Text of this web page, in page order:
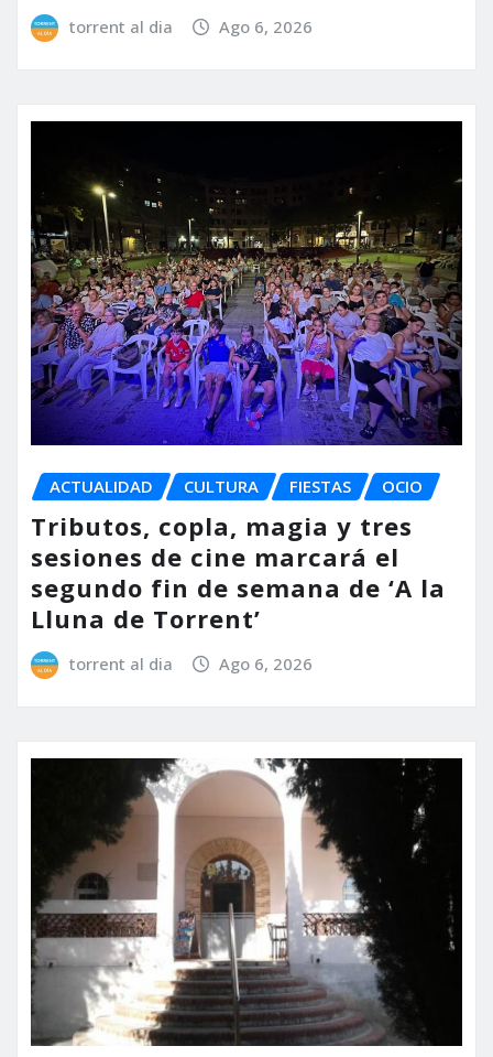
torrent al dia Ago 6, 2026
ACTUALIDAD CULTURA FIESTAS OCIO
Tributos, copla, magia y tres
sesiones de cine marcará el
segundo fin de semana de ‘A la
Lluna de Torrent’
torrent al dia Ago 6, 2026